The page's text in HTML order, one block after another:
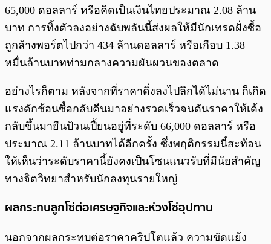
65,000 ดอลลาร์ หรือคิดเป็นเงินไทยประมาณ 2.08 ล้าน
บาท การทิ้งตัวลงอย่างฉับพลันนี้ส่งผลให้มีนักเทรดฝั่งซื้อ
ถูกล้างพอร์ตไปกว่า 434 ล้านดอลลาร์ หรือเกือบ 1.38
หมื่นล้านบาทท่ามกลางความผันผวนของตลาด
อย่างไรก็ตาม หลังจากที่ราคาดิ่งลงไปลึกได้ไม่นาน ก็เกิด
แรงดักช้อนซื้อกลับคืนมาอย่างรวดเร็วจนดันราคาให้เด้ง
กลับขึ้นมายืนป้วนเปี้ยนอยู่ที่ระดับ 66,000 ดอลลาร์ หรือ
ประมาณ 2.11 ล้านบาทได้อีกครั้ง ซึ่งพฤติกรรมนี้สะท้อน
ให้เห็นว่าระดับราคานี้ยังคงเป็นโซนแนวรับที่มีนัยสำคัญ
ทางจิตวิทยาสำหรับนักลงทุนรายใหญ่
ผลกระทบลูกโซ่ต่อเศรษฐกิจและห่วงโซ่อุปทาน
นอกจากผลกระทบต่อราคาคริปโตแล้ว ความขัดแย้ง